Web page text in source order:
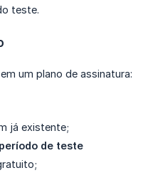
teste.
um plano de assinatura:
já existente;
de teste